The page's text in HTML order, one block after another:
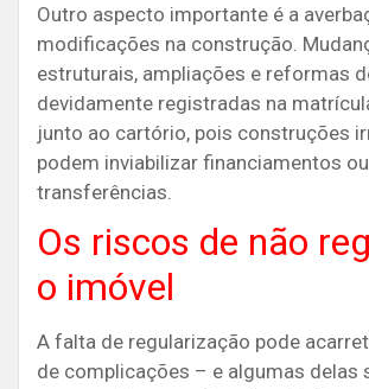
Outro aspecto importante é a
modificações na construção.
estruturais, ampliações e reformas
devidamente registradas na
junto ao cartório, pois construções
podem inviabilizar financiamentos ou
transferências.
Os riscos de não
o imóvel
A falta de regularização pode
de complicações – e algumas delas